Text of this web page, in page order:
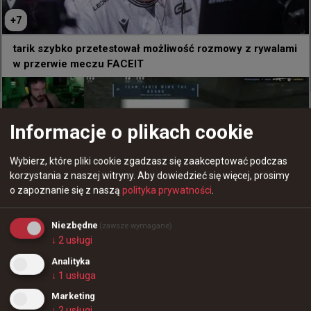
​Jeszcze raz dziękujemy Seba za pomoc naszej
drużynie ❤️
​Kwalifikacje Ostatniej Szansy zaczynają się jutro 🔥
85 1
+2
+7
tarik szybko przetestował możliwość rozmowy z rywalami
w przerwie meczu FACEIT
0
Kapitan Apogee docenił fr3nda w pomeczowym wpisie
Informacje o plikach cookie
Wybierz, które pliki cookie zgadzasz się zaakceptować podczas
korzystania z naszej witryny. Aby dowiedzieć się więcej, prosimy
o zapoznanie się z naszą polityka prywatności.
Niezbędne (zawsze wymagane)
↓ 2usługi
Analityka
↓ 1 usługa
Marketing